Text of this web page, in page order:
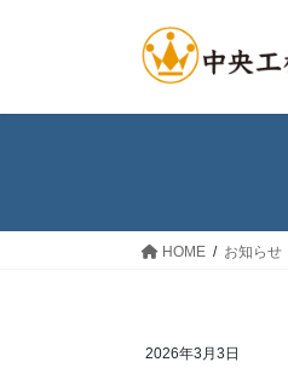
HOME お知らせ
2026年3月3日